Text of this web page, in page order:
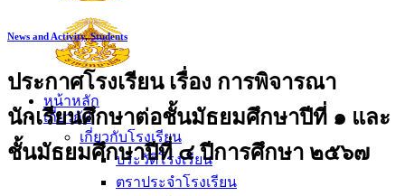
หน้าหลัก
เกี่ยวกับ
เกี่ยวกับโรงเรียน
ประวัติโรงเรียน
ตราประจำโรงเรียน
News and Activity,Students
ประกาศโรงเรียน เรื่อง การพิจารณา
นักเรียนศึกษาต่อชั้นมัธยมศึกษาปีที่ ๑ และ
ชั้นมัธยมศึกษาปีที่ ๔ ปีการศึกษา ๒๕๖๗